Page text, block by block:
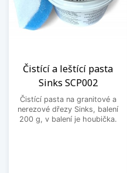
Čistící a leštící pasta
Sinks SCP002
Čistící pasta na granitové a
nerezové dřezy Sinks, balení
200 g, v balení je houbička.